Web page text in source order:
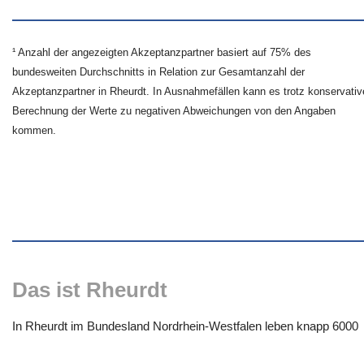
¹ Anzahl der angezeigten Akzeptanzpartner basiert auf 75% des
bundesweiten Durchschnitts in Relation zur Gesamtanzahl der
Akzeptanzpartner in Rheurdt. In Ausnahmefällen kann es trotz
Berechnung der Werte zu negativen Abweichungen von den Angaben
kommen.
Das ist Rheurdt
In Rheurdt im Bundesland Nordrhein-Westfalen leben knapp 6000